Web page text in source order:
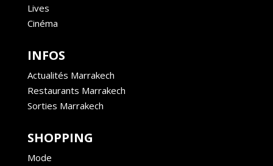
Lives
Cinéma
INFOS
Actualités Marrakech
Restaurants Marrakech
Sorties Marrakech
SHOPPING
Mode